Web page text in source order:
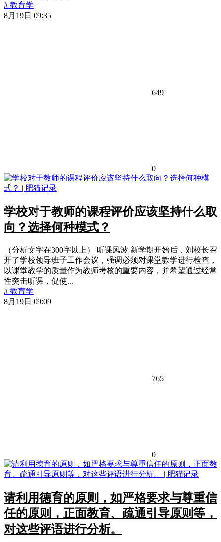
# 教育学
8月19日 09:35
649
0
学校对于教师的课程评价应该坚持什么取
向？选择何种模式？
（分析文字在300字以上） 听课风波 新学期开始后，刘校长召
开了学校领导班子工作会议，强调必须对课堂教学进行检查，
以课堂教学的质量作为教师考核的重要内容，并希望通过经常
性突击听课，促使...
# 教育学
8月19日 09:09
765
0
请利用德育的原则，如严格要求与尊重信
任的原则，正面教育、疏通引导原则等，
对这些评语进行分析。